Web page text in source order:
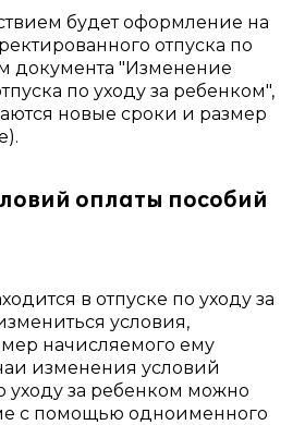
будет оформление на
отпуска по
документа "Изменение
по уходу за ребенком",
новые сроки и размер
оплаты пособий
в отпуске по уходу за
условия,
начисляемого ему
изменения условий
уходу за ребенком можно
с помощью одноименного